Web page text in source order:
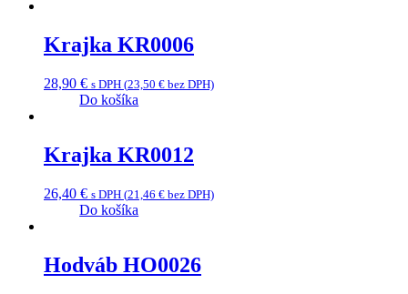
Krajka KR0006
28,90 € s DPH (23,50 € bez DPH)
Do košíka
Krajka KR0012
26,40 € s DPH (21,46 € bez DPH)
Do košíka
Hodváb HO0026